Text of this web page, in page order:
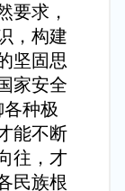
要求，
，构建
坚固思
家安全
种极
能不断
往，才
民族根